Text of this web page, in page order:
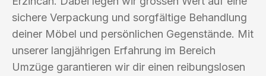
sichere Verpackung und sorgfältige Behandlung
deiner Möbel und persönlichen Gegenstände. Mit
unserer langjährigen Erfahrung im Bereich
Umzüge garantieren wir dir einen reibungslosen